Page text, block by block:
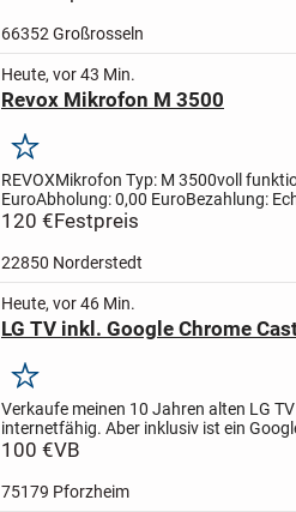
66352 Großrosseln
Heute, vor 43 Min.
Revox Mikrofon M 3500
Merken
REVOXMikrofon Typ: M 3500voll
EuroAbholung: 0,00 EuroBezahlung:
Abholung (22850 Norderstedt)
120 €Festpreis
22850 Norderstedt
Heute, vor 46 Min.
LG TV inkl. Google Chrome
Merken
Verkaufe meinen 10 Jahren alten LG
internetfähig. Aber inklusiv ist ein
Selbstabholer.
100 €VB
75179 Pforzheim